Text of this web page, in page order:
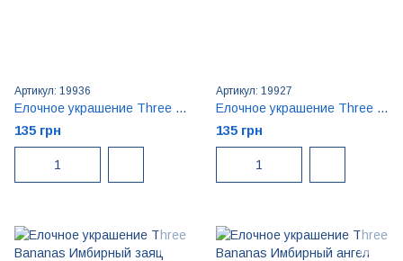
Артикул: 19936
Елочное украшение Three Bananas Шоколадная птица
135 грн
Артикул: 19927
Елочное украшение Three Bananas Шоколадное сердце
135 грн